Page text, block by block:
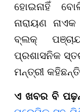
ହୋଇନାହିଁ
ନାରାୟଣ
ବ୍ଲକ୍
ପ୍ରଶାସନିକ
ମନ୍ତ୍ରୀ କହିଛନ୍ତି
ଏ ଖବର ବି